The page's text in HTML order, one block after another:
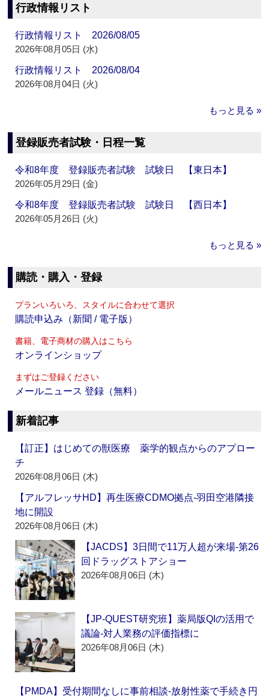
行政情報リスト
行政情報リスト 2026/08/05
2026年08月05日 (水)
行政情報リスト 2026/08/04
2026年08月04日 (火)
もっと見る »
登録販売者試験・日程一覧
令和8年度 登録販売者試験 試験日 【東日本】
2026年05月29日 (金)
令和8年度 登録販売者試験 試験日 【西日本】
2026年05月26日 (火)
もっと見る »
購読・購入・登録
プランいろいろ、スタイルに合わせて選択
購読申込み（新聞 / 電子版）
書籍、電子商材の購入はこちら
オンラインショップ
まずはご登録ください
メールニュース 登録（無料）
新着記事
【訂正】はじめての獣医療 薬学的観点からのアプロー
チ
2026年08月06日 (木)
【アルフレッサHD】再生医療CDMO拠点‐羽田空港隣接
地に開設
2026年08月06日 (木)
【JACDS】3日間で11万人超が来場‐第26
回ドラッグストアショー
2026年08月06日 (木)
【JP-QUEST研究班】薬局版QIの活用で
議論‐対人業務の評価指標に
2026年08月06日 (木)
【PMDA】受付期間なしに事前相談‐放射性薬で手続き円